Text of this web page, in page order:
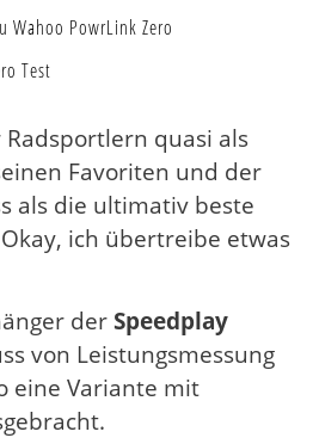
quasi als
Favoriten und der
als die ultimativ beste
ich übertreibe etwas
derSpeedplay
von Leistungsmessung
eine Variante mit
Wahoo PowrLink Zero
Test